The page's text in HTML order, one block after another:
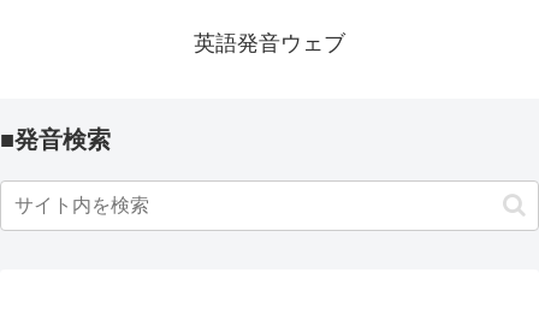
英語発音ウェブ
■発音検索